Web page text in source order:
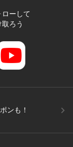
ーして
ろう
ンも！